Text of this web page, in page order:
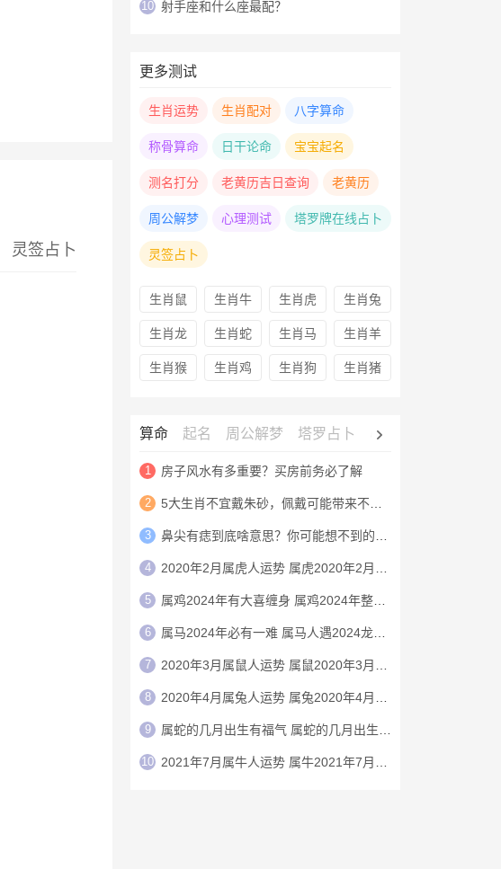
灵签占卜
10 射手座和什么座最配？
更多测试
生肖运势 生肖配对 八字算命
称骨算命 日干论命 宝宝起名
测名打分 老黄历吉日查询 老黄历
周公解梦 心理测试 塔罗牌在线占卜
灵签占卜
生肖鼠 生肖牛 生肖虎 生肖兔
生肖龙 生肖蛇 生肖马 生肖羊
生肖猴 生肖鸡 生肖狗 生肖猪
算命 起名 周公解梦 塔罗占卜 心理测试
1 房子风水有多重要？买房前务必了解
2 5大生肖不宜戴朱砂，佩戴可能带来不利影响
3 鼻尖有痣到底啥意思？你可能想不到的财运玄机
4 2020年2月属虎人运势 属虎2020年2月运程
5 属鸡2024年有大喜缠身 属鸡2024年整体运势
6 属马2024年必有一难 属马人遇2024龙年运气如何
7 2020年3月属鼠人运势 属鼠2020年3月运程
8 2020年4月属兔人运势 属兔2020年4月运程
9 属蛇的几月出生有福气 属蛇的几月出生上等命
10 2021年7月属牛人运势 属牛2021年7月运程